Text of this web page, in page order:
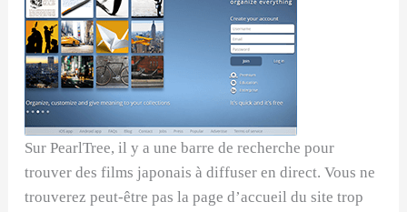
Sur PearlTree, il y a une barre de recherche pour
trouver des films japonais à diffuser en direct. Vous ne
trouverez peut-être pas la page d’accueil du site trop